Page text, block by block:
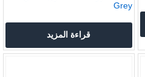
Grey
قراءة المزيد